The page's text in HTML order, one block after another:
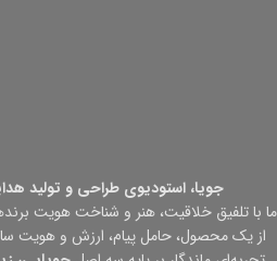
جویا، استودیوی طراحی و تولید
ما با تلفیق خلاقیت، هنر و شناخت هویت
از یک محصول، حامل پیام، ارزش و هویت